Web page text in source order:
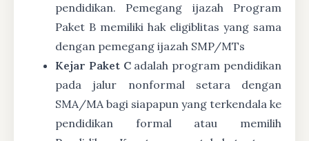
pendidikan. Pemegang ijazah Program
Paket B memiliki hak eligiblitas yang sama
dengan pemegang ijazah SMP/MTs
Kejar Paket Cadalah program pendidikan
pada jalur nonformal setara dengan
SMA/MA bagi siapapun yang terkendala ke
pendidikan formal atau memilih